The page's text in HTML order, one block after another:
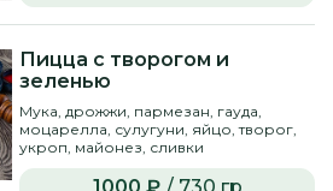
Пицца с творогом и
зеленью
Мука, дрожжи, пармезан, гауда,
моцарелла, сулугуни, яйцо, творог,
укроп, майонез, сливки
1000 ₽ / 730 гр